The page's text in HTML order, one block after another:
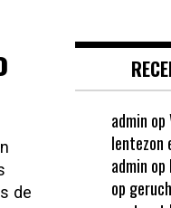
de
admin op
lentezon
admin op
op